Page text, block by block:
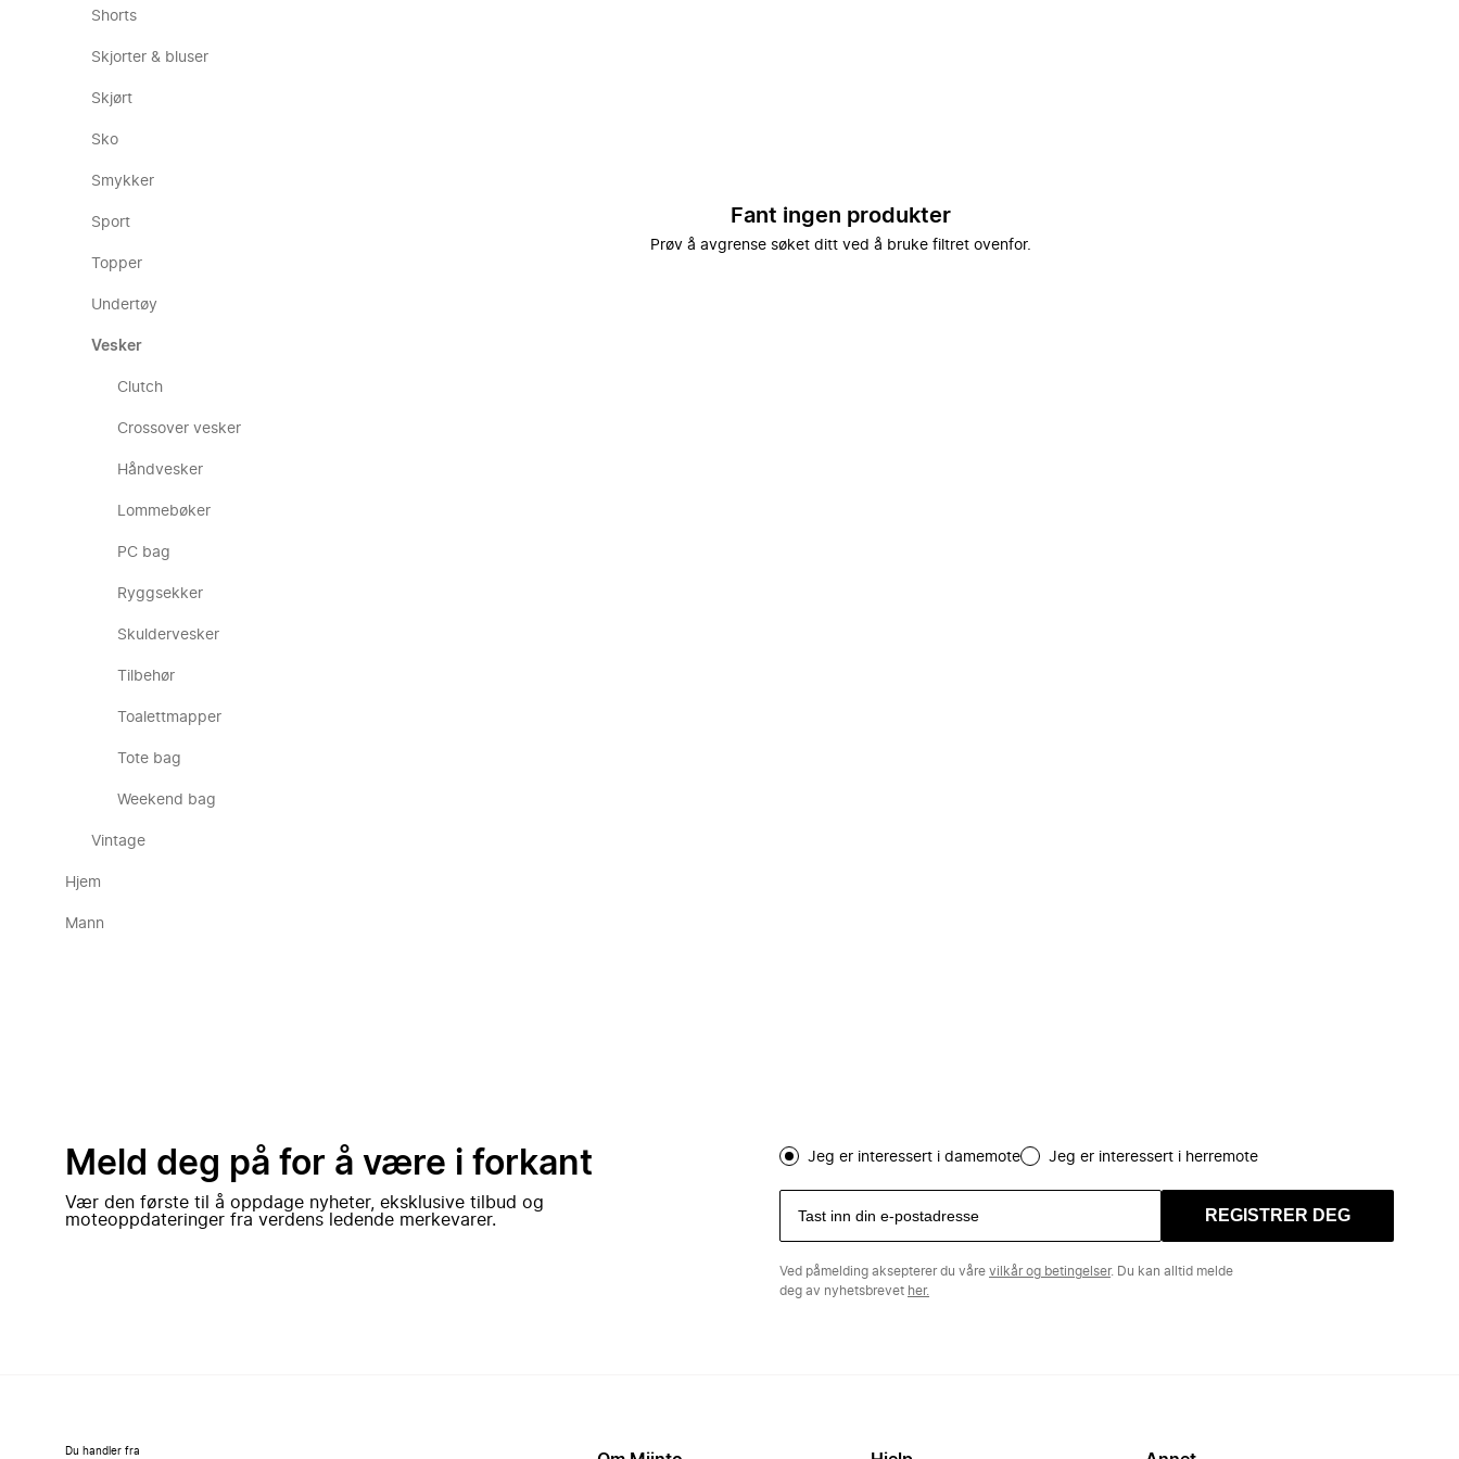
Shorts
Skjorter & bluser
Skjørt
Sko
Smykker
Sport
Topper
Undertøy
Vesker
Clutch
Crossover vesker
Håndvesker
Lommebøker
PC bag
Ryggsekker
Skuldervesker
Tilbehør
Toalettmapper
Tote bag
Weekend bag
Vintage
Hjem
Mann
Fant ingen produkter
Prøv å avgrense søket ditt ved å bruke filtret ovenfor.
Meld deg på for å være i forkant
Vær den første til å oppdage nyheter, eksklusive tilbud og
moteoppdateringer fra verdens ledende merkevarer.
Jeg er interessert i damemote Jeg er interessert i herremote
REGISTRER DEG
Ved påmelding aksepterer du våre vilkår og betingelser. Du kan alltid melde
deg av nyhetsbrevet her.
Du handler fra